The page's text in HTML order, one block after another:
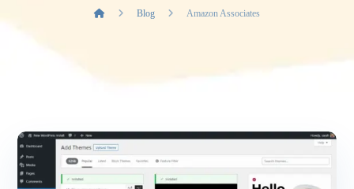
Blog Amazon Associates